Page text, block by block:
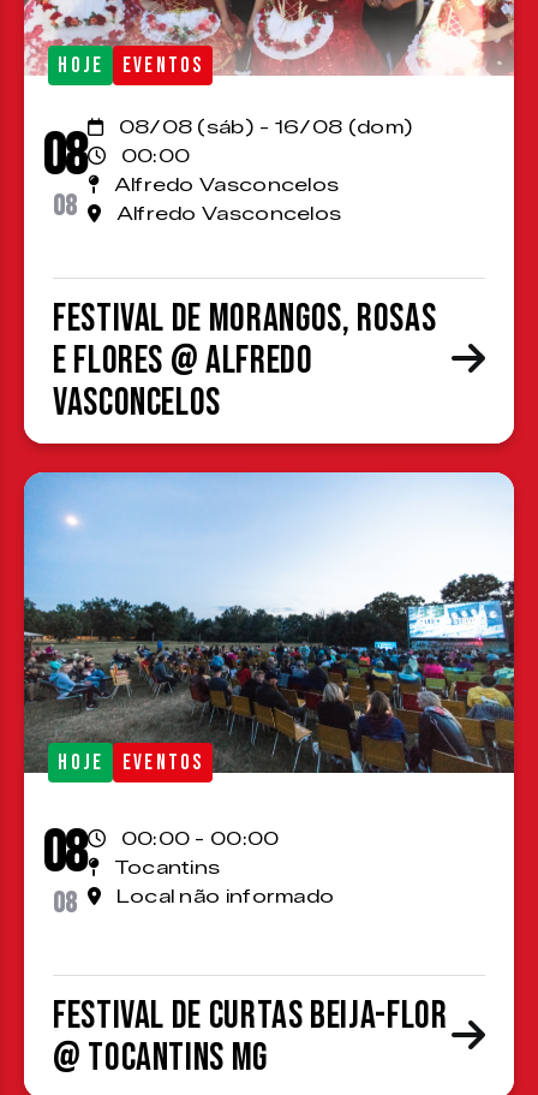
HOJE EVENTOS
08
08
08/08 (sáb) - 16/08 (dom)
00:00
Alfredo Vasconcelos
Alfredo Vasconcelos
Festival de Morangos, Rosas
e Flores @ Alfredo
Vasconcelos
HOJE EVENTOS
08
08
00:00 - 00:00
Tocantins
Local não informado
Festival de Curtas Beija-Flor
@ Tocantins MG